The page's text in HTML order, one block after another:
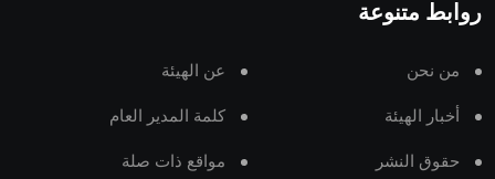
روابط متنوعة
من نحن عن الهيئة
أخبار الهيئة كلمة المدير العام
حقوق النشر مواقع ذات صلة